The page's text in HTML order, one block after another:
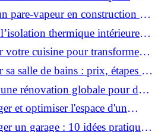
et défiscaliser ?
pare-vapeur en construction et
erreurs à éviter?thermique intérieure
en énergie ?
votre cuisine pour transformer
?
salle de bains : prix, étapes et
rénovation globale pour des
durables?
et optimiser l'espace d'un
?
un garage : 10 idées pratiques